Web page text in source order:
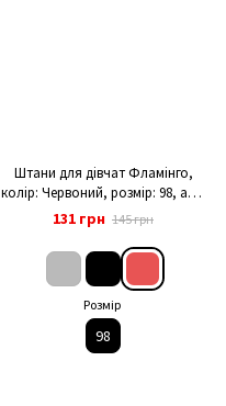
Штани для дівчат Фламінго,
колір: Червоний, розмір: 98, арт.
921-420
131 грн 145 грн
Розмір
98